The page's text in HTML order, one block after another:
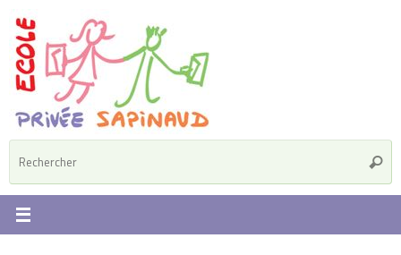
contenu
: